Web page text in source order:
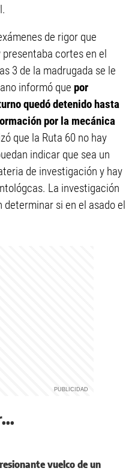
de rigor que
cortes en el
3 de la madrugada se le
informó que por
quedó detenido hasta
por la mecánica
que la Ruta 60 no hay
indicar que sea un
de investigación y hay
La investigación
si en el asado el
vuelco de un